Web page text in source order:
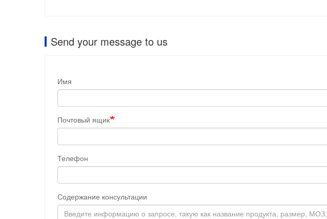
Send your message to us
Имя
Почтовый ящик
Телефон
Содержание консультации